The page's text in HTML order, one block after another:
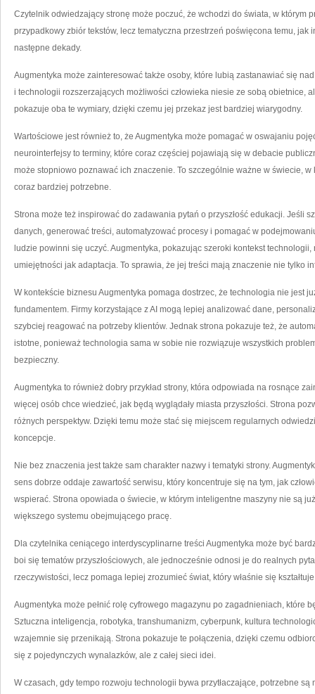
Czytelnik odwiedzający stronę może poczuć, że wchodzi do świata, w którym
przypadkowy zbiór tekstów, lecz tematyczna przestrzeń poświęcona temu, jak
następne dekady.
Augmentyka może zainteresować także osoby, które lubią zastanawiać się
i technologii rozszerzających możliwości człowieka niesie ze sobą obietnice,
pokazuje oba te wymiary, dzięki czemu jej przekaz jest bardziej wiarygodny.
Wartościowe jest również to, że Augmentyka może pomagać w oswajaniu
neurointerfejsy to terminy, które coraz częściej pojawiają się w debacie
może stopniowo poznawać ich znaczenie. To szczególnie ważne w świecie,
coraz bardziej potrzebne.
Strona może też inspirować do zadawania pytań o przyszłość edukacji. Jeśli
danych, generować treści, automatyzować procesy i pomagać w
ludzie powinni się uczyć. Augmentyka, pokazując szeroki kontekst
umiejętności jak adaptacja. To sprawia, że jej treści mają znaczenie nie tylko
W kontekście biznesu Augmentyka pomaga dostrzec, że technologia nie jest
fundamentem. Firmy korzystające z AI mogą lepiej analizować dane,
szybciej reagować na potrzeby klientów. Jednak strona pokazuje też, że
istotne, ponieważ technologia sama w sobie nie rozwiązuje wszystkich
bezpieczny.
Augmentyka to również dobry przykład strony, która odpowiada na rosnące
więcej osób chce wiedzieć, jak będą wyglądały miasta przyszłości. Strona
różnych perspektyw. Dzięki temu może stać się miejscem regularnych
koncepcje.
Nie bez znaczenia jest także sam charakter nazwy i tematyki strony.
sens dobrze oddaje zawartość serwisu, który koncentruje się na tym, jak
wspierać. Strona opowiada o świecie, w którym inteligentne maszyny nie są
większego systemu obejmującego pracę.
Dla czytelnika ceniącego interdyscyplinarne treści Augmentyka może być
boi się tematów przyszłościowych, ale jednocześnie odnosi je do realnych
rzeczywistości, lecz pomaga lepiej zrozumieć świat, który właśnie się
Augmentyka może pełnić rolę cyfrowego magazynu po zagadnieniach, które
Sztuczna inteligencja, robotyka, transhumanizm, cyberpunk, kultura
wzajemnie się przenikają. Strona pokazuje te połączenia, dzięki czemu
się z pojedynczych wynalazków, ale z całej sieci idei.
W czasach, gdy tempo rozwoju technologii bywa przytłaczające, potrzebne